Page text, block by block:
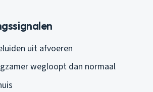
uit afvoeren
wegloopt dan normaal